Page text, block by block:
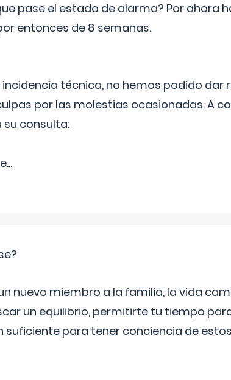
pase el estado de alarma? Por ahora
entonces de 8 semanas.
técnica, no hemos podido dar
por las molestias ocasionadas. A
su consulta:
...
nuevo miembro a la familia, la vida
un equilibrio, permitirte tu tiempo
para tener conciencia de